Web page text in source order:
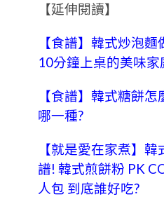
【延伸閱讀】
【食譜】韓式炒泡
10分鐘上桌的美味家
【食譜】韓式糖餅
哪一種?
【就是愛在家煮】
譜! 韓式煎餅粉 PK
人包 到底誰好吃?